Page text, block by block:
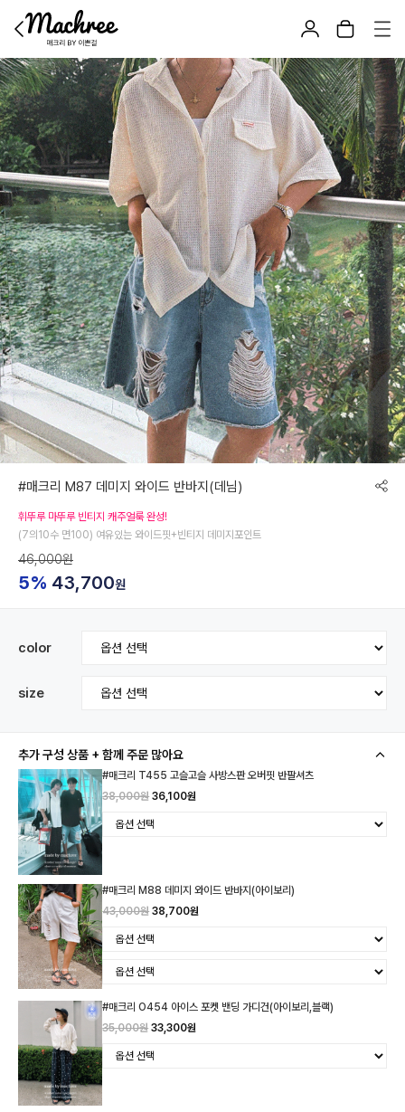
#매크리 M87 데미지 와이드 반바지(데님)
휘뚜루 마뚜루 빈티지 캐주얼룩 완성!
(7의10수 면100) 여유있는 와이드핏+빈티지 데미지포인트
46,000원
5% 43,700원
color
size
추가 구성 상품 + 함께 주문 많아요
#매크리 T455 고슬고슬 사방스판 오버핏 반팔셔츠
38,000원 36,100원
#매크리 M88 데미지 와이드 반바지(아이보리)
43,000원 38,700원
#매크리 O454 아이스 포켓 밴딩 가디건(아이보리,블랙)
35,000원 33,300원